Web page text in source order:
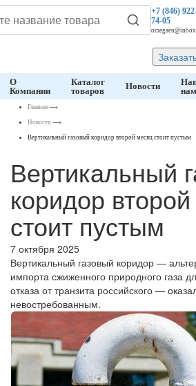
+7 (846)
74-05
О
Компании
Каталог
товаров
Новости
нам
Главная ⟶
Новости ⟶
Вертикальный газовый коридор второй месяц стоит пустым
Вертикальный
коридор
стоит пустым
7 октября 2025
Вертикальный газовый коридор —
импорта сжиженного природного газа
отказа от транзита российского —
невостребованным.